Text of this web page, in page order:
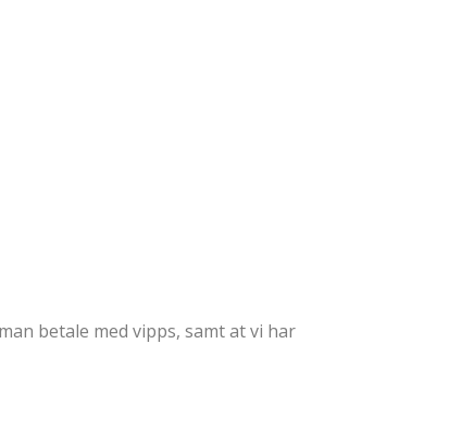
betale med vipps, samt at vi har